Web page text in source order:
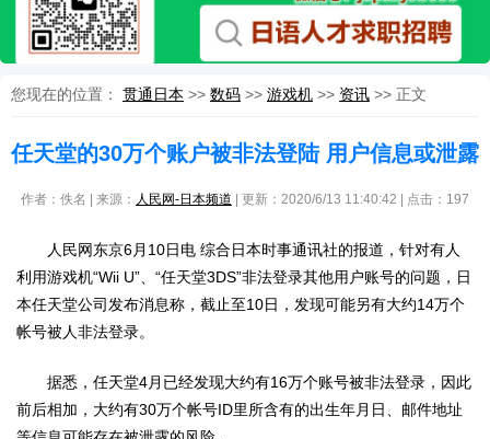
您现在的位置： 贯通日本 >> 数码 >> 游戏机 >> 资讯 >> 正文
任天堂的30万个账户被非法登陆 用户信息或泄露
作者：佚名 | 来源： 人民网-日本频道 | 更新：2020/6/13 11:40:42 | 点击： 197
人民网东京6月10日电 综合日本时事通讯社的报道，针对有人
利用游戏机“Wii U”、“任天堂3DS”非法登录其他用户账号的问题，日
本任天堂公司发布消息称，截止至10日，发现可能另有大约14万个
帐号被人非法登录。
据悉，任天堂4月已经发现大约有16万个账号被非法登录，因此
前后相加，大约有30万个帐号ID里所含有的出生年月日、邮件地址